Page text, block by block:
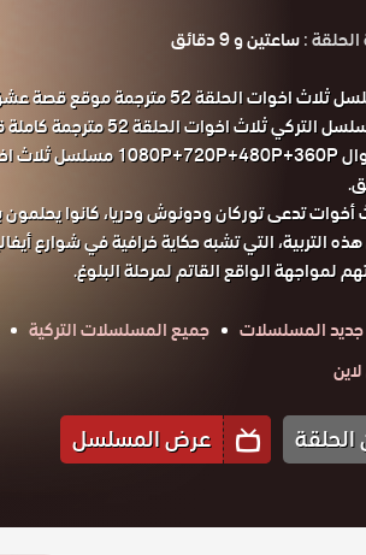
:ساعتين و 9 دقائق
مسلسل ثلاث اخوات الحلقة 52
المسلسل التركي ثلاث
أخوات تدعى توركان ودونوش ودريا، كانوا
التربية، التي تشبه حكاية خرافية في شوارع
لمواجهة الواقع القاتم لمرحلة البلوغ.
جديد المسلسلات جميع المسلسلات التركية
الحلقة عرض المسلسل